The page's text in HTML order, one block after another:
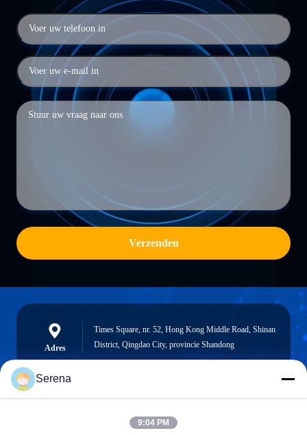
Verzenden
Adres
Times Square, nr. 52, Hong Kong Middle Road, Shinan
District, Qingdao City, provincie Shandong
robert@ailitecover.com
Serena
9:04 PM